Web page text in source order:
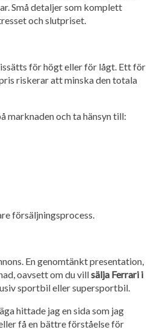
Små detaljer som komplett
och slutpriset.
för högt eller för lågt. Ett för
riskerar att minska den totala
marknaden och ta hänsyn till:
försäljningsprocess.
En genomtänkt presentation,
oavsett om du villsälja Ferrari i
sportbil eller supersportbil.
hittade jag en sida som jag
få en bättre förståelse för